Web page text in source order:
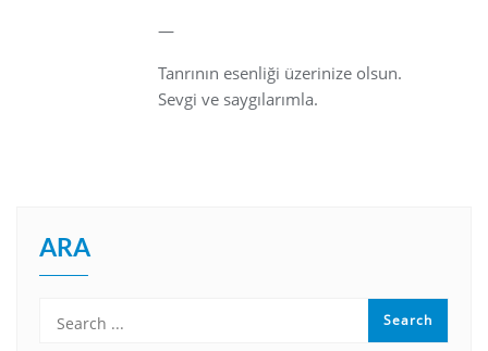
—
Tanrının esenliği üzerinize olsun.
Sevgi ve saygılarımla.
ARA